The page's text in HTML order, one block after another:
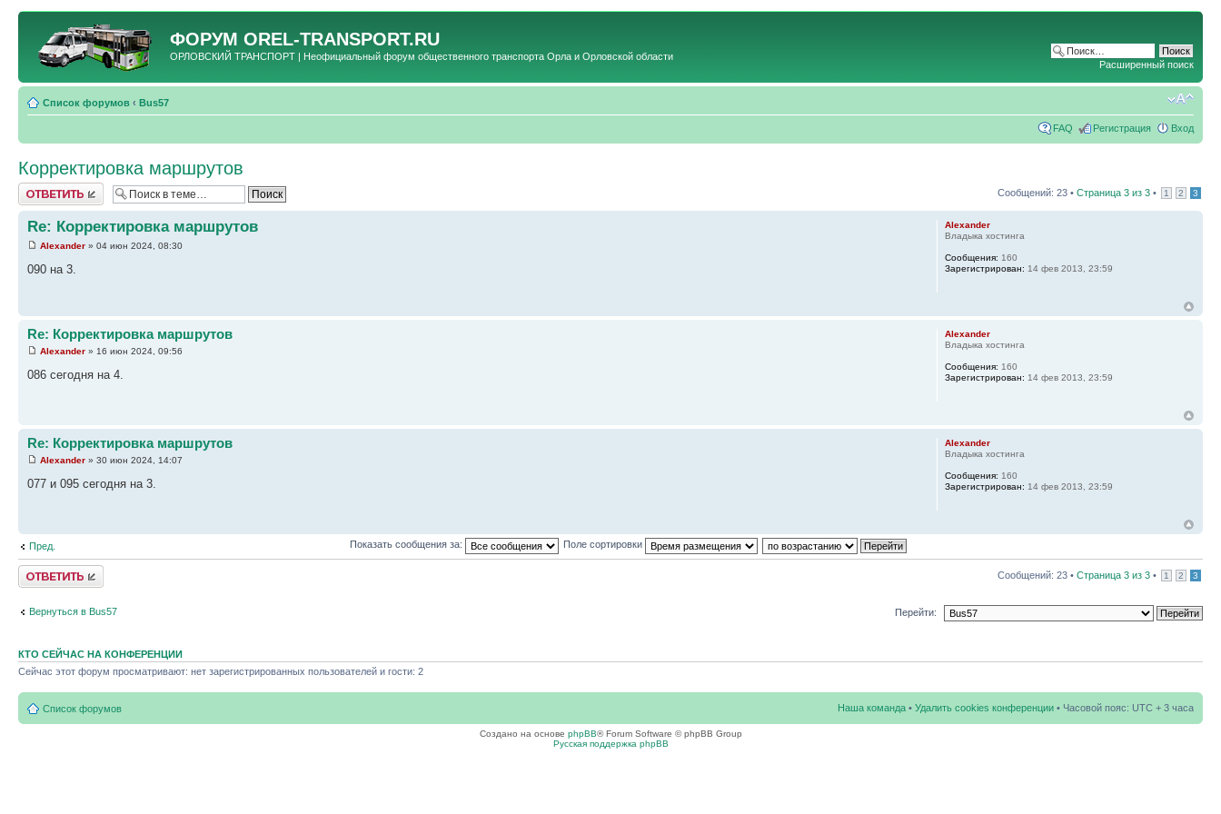
ФОРУМ OREL-TRANSPORT.RU
ОРЛОВСКИЙ ТРАНСПОРТ | Неофициальный форум общественного транспорта Орла и Орловской области
Расширенный поиск
Список форумов ‹ Bus57
FAQ Регистрация Вход
Корректировка маршрутов
Ответить Сообщений: 23 • Страница 3 из 3 • 1 2 3
Re: Корректировка маршрутов
Alexander » 04 июн 2024, 08:30
090 на 3.
Alexander
Владыка хостинга
Сообщения: 160
Зарегистрирован: 14 фев 2013, 23:59
Re: Корректировка маршрутов
Alexander » 16 июн 2024, 09:56
086 сегодня на 4.
Alexander
Владыка хостинга
Сообщения: 160
Зарегистрирован: 14 фев 2013, 23:59
Re: Корректировка маршрутов
Alexander » 30 июн 2024, 14:07
077 и 095 сегодня на 3.
Alexander
Владыка хостинга
Сообщения: 160
Зарегистрирован: 14 фев 2013, 23:59
Пред. Показать сообщения за: Поле сортировки
Ответить Сообщений: 23 • Страница 3 из 3 • 1 2 3
Вернуться в Bus57 Перейти:
КТО СЕЙЧАС НА КОНФЕРЕНЦИИ
Сейчас этот форум просматривают: нет зарегистрированных пользователей и гости: 2
Список форумов Наша команда • Удалить cookies конференции • Часовой пояс: UTC + 3 часа
Создано на основе phpBB® Forum Software © phpBB Group
Русская поддержка phpBB